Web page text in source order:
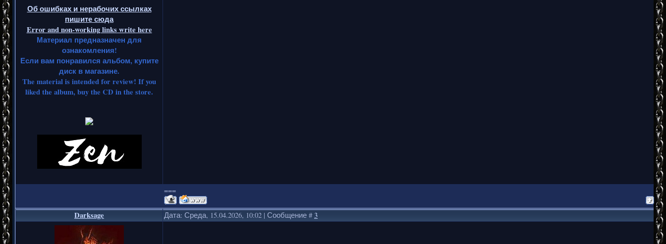
Об ошибках и нерабочих ссылках
пишите сюда
Error and non-working links write here
Материал предназначен для
ознакомления!
Если вам понравился альбом, купите
диск в магазине.
The material is intended for review! If you
liked the album, buy the CD in the store.
===
Darksage Дата: Среда, 15.04.2026, 10:02 | Сообщение # 3